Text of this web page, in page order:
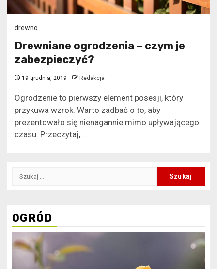
drewno
Drewniane ogrodzenia – czym je
zabezpieczyć?
19 grudnia, 2019 Redakcja
Ogrodzenie to pierwszy element posesji, który
przykuwa wzrok. Warto zadbać o to, aby
prezentowało się nienagannie mimo upływającego
czasu. Przeczytaj,...
Szukaj:
OGRÓD